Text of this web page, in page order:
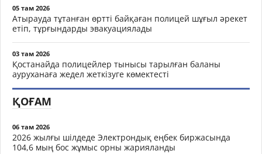
05 там 2026
Атырауда тұтанған өртті байқаған полицей шұғыл әрекет
етіп, тұрғындарды эвакуациялады
03 там 2026
Қостанайда полицейлер тынысы тарылған баланы
ауруханаға жедел жеткізуге көмектесті
ҚОҒАМ
06 там 2026
2026 жылғы шілдеде Электрондық еңбек биржасында
104,6 мың бос жұмыс орны жарияланды